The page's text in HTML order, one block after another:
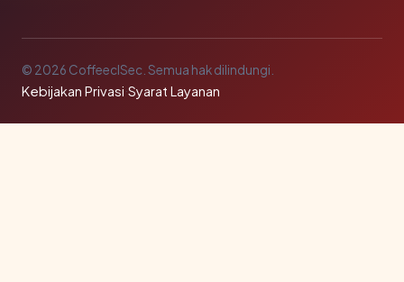
© 2026 CoffeeclSec. Semua hak dilindungi.
Kebijakan Privasi·Syarat Layanan